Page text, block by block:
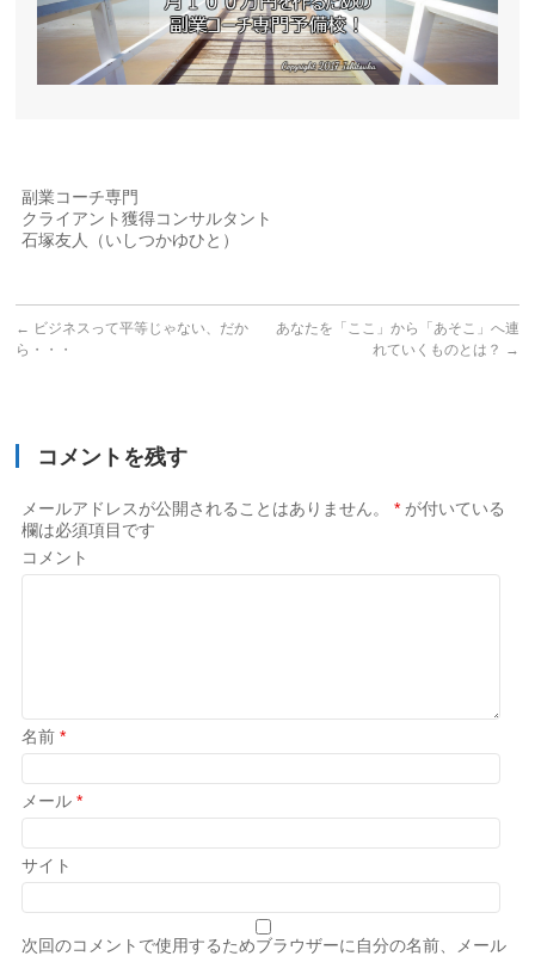
副業コーチ専門
クライアント獲得コンサルタント
石塚友人（いしつかゆひと）
← ビジネスって平等じゃない、だか
ら・・・
あなたを「ここ」から「あそこ」へ連
れていくものとは？ →
コメントを残す
メールアドレスが公開されることはありません。 * が付いている
欄は必須項目です
コメント
名前*
メール*
サイト
次回のコメントで使用するためブラウザーに自分の名前、メール